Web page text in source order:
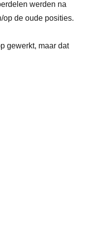
werden na
op de oude posities.
gewerkt, maar dat